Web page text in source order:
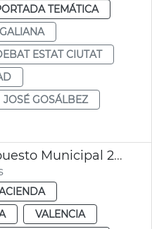
TEMÁTICA
ESTAT CIUTAT
JOSÉ GOSÁLBEZ
Pleno debate Presupuesto Municipal 2022
VALENCIA